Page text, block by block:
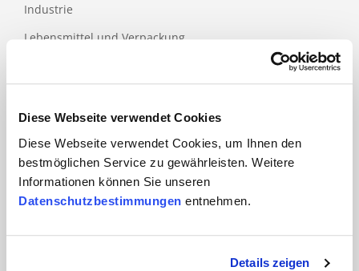
Diese Webseite verwendet Cookies
Diese Webseite verwendet Cookies, um Ihnen den
bestmöglichen Service zu gewährleisten. Weitere
Informationen können Sie unseren
Datenschutzbestimmungen entnehmen.
Details zeigen
Industrie
Lebensmittel und Verpackung
Papier- und Holzindustrie
Tourismus
Hauptnormen